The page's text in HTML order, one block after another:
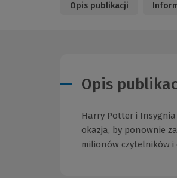
Opis publikacji
Opis
Harry Potter i
okazja, by ponownie
milionów czytelników i